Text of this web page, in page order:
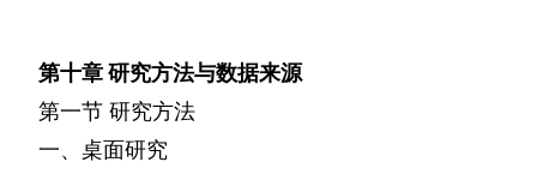
第十章研究方法与数据来源
第一节 研究方法
一、桌面研究